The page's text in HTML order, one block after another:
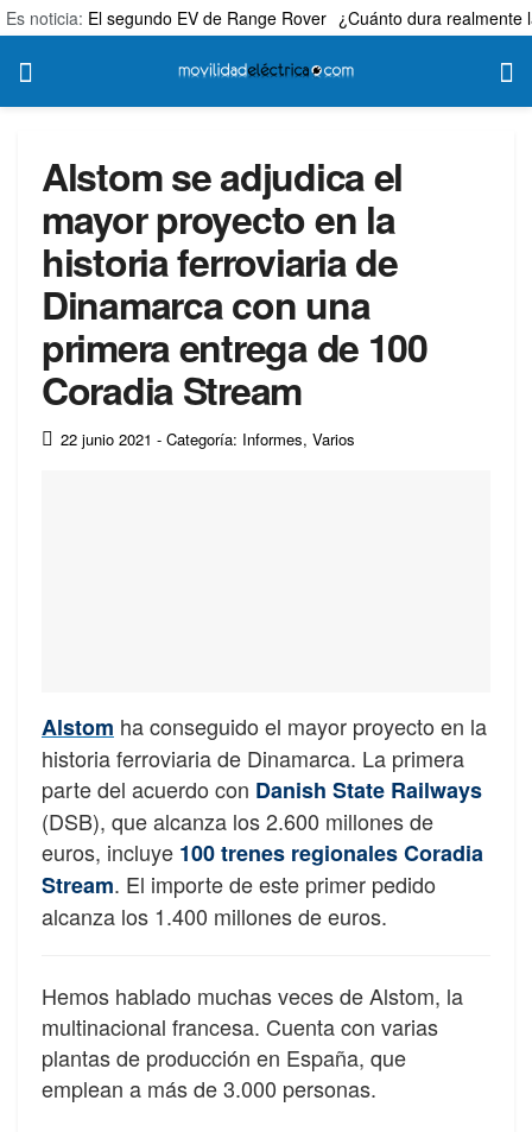
Es noticia: El segundo EV de Range Rover ¿Cuánto dura realmente
Alstom se adjudica el
mayor proyecto en la
historia ferroviaria de
Dinamarca con una
primera entrega de 100
Coradia Stream
22 junio 2021 - Categoría: Informes, Varios
Alstom ha conseguido el mayor proyecto en la
historia ferroviaria de Dinamarca. La primera
parte del acuerdo con Danish State Railways
(DSB), que alcanza los 2.600 millones de
euros, incluye 100 trenes regionales Coradia
Stream. El importe de este primer pedido
alcanza los 1.400 millones de euros.
Hemos hablado muchas veces de Alstom, la
multinacional francesa. Cuenta con varias
plantas de producción en España, que
emplean a más de 3.000 personas.